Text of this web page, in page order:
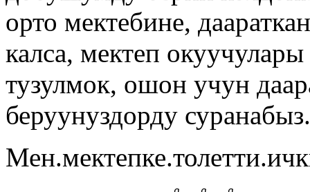
орто мектебине,
калса, мектеп
тузулмок, ошон учун
беруунуздорду суранабыз.